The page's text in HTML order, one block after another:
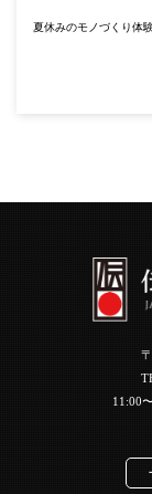
夏休みのモノづくり体
11:00